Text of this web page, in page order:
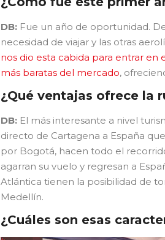
DB: Fue un año de oportunidad.
necesidad de viajar y las otras
nos dio esta cabida para entrar en
más baratas del mercado,
¿Qué ventajas ofrece la
DB: El más interesante a nivel
directo de Cartagena a España
por Bogotá, hacen todo el
agarran su vuelo y regresan a
Atlántica tienen la posibilidad de
Medellín.
¿Cuáles son esas